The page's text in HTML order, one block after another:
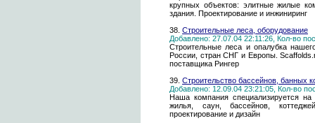
крупных объектов: элитные жилые
здания. Проектирование и инжиниринг
38. Строительные леса, оборудование
Добавлено: 27.07.04 22:11:26, Кол-во
Строительные леса и опалубка
России, стран СНГ и Европы.
поставщика Рингер
39. Строительство бассейнов, банных
Добавлено: 12.09.04 23:21:05, Кол-во
Наша компания специализируется на
жилья, саун, бассейнов,
проектирование и дизайн